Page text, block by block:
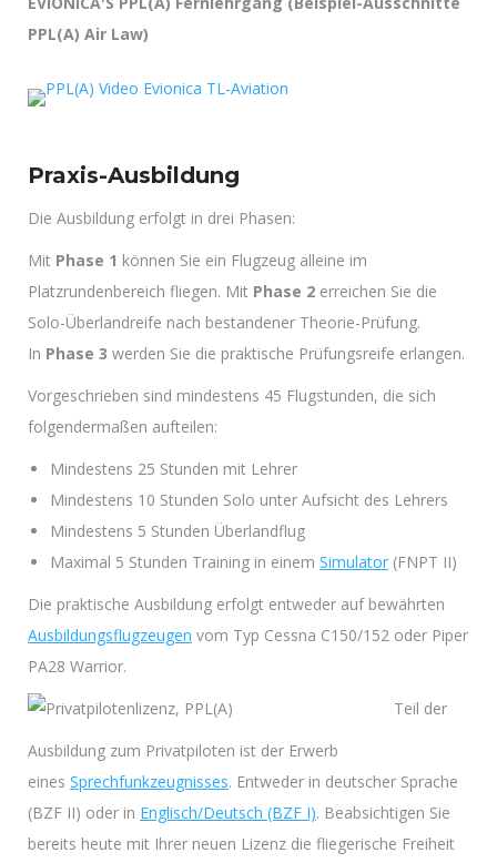
PPL(A) Air Law)
Praxis-Ausbildung
Die Ausbildung erfolgt in drei Phasen:
Mit Phase 1 können Sie ein Flugzeug alleine im
Platzrundenbereich fliegen. Mit Phase 2 erreichen Sie die
Solo-Überlandreife nach bestandener Theorie-Prüfung.
In Phase 3 werden Sie die praktische Prüfungsreife erlangen.
Vorgeschrieben sind mindestens 45 Flugstunden, die sich
folgendermaßen aufteilen:
Mindestens 25 Stunden mit Lehrer
Mindestens 10 Stunden Solo unter Aufsicht des Lehrers
Mindestens 5 Stunden Überlandflug
Maximal 5 Stunden Training in einem Simulator (FNPT II)
Die praktische Ausbildung erfolgt entweder auf bewährten
Ausbildungsflugzeugen vom Typ Cessna C150/152 oder Piper
PA28 Warrior.
Teil der
Ausbildung zum Privatpiloten ist der Erwerb
eines Sprechfunkzeugnisses. Entweder in deutscher Sprache
(BZF II) oder in Englisch/Deutsch (BZF I). Beabsichtigen Sie
bereits heute mit Ihrer neuen Lizenz die fliegerische Freiheit